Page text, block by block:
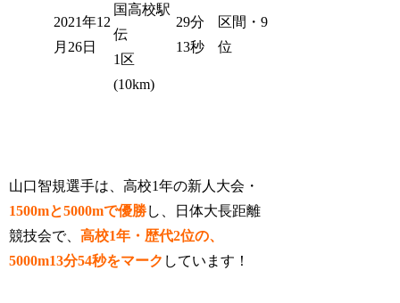
2021年12
月26日
国高校駅
伝
1区
(10km)
29分
13秒
区間・9
位
山口智規選手は、高校1年の新人大会・
1500mと5000mで優勝し、日体大長距離
競技会で、高校1年・歴代2位の、
5000m13分54秒をマーク しています！